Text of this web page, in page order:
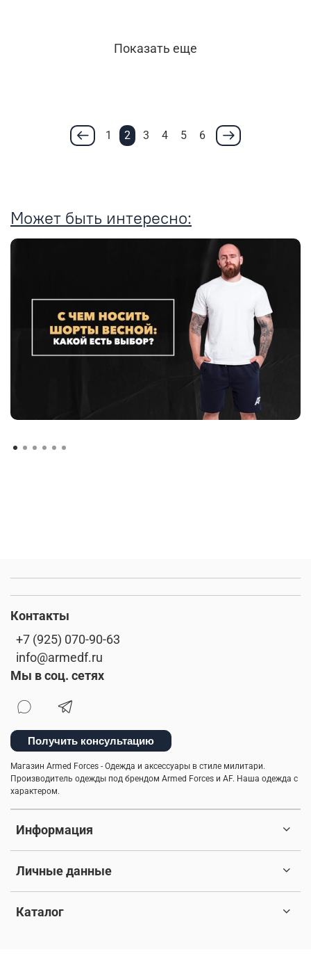
Показать еще
1 2 3 4 5 6
Может быть интересно:
Информация
Личные данные
Каталог
Контакты
+7 (925) 070-90-63
info@armedf.ru
Мы в соц. сетях
Получить консультацию
Магазин Armed Forces - Одежда и аксессуары в стиле милитари.
Производитель одежды под брендом Armed Forces и AF. Наша одежда с
характером.